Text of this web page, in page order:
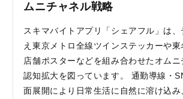
ムニチャネル戦略
スキマバイトアプリ「シェアフル」は
え東京メトロ全線ツインステッカーや東
店舗ポスターなどを組み合わせたオム
認知拡大を図っています。 通勤導線・
面展開により日常生活に自然に溶け込